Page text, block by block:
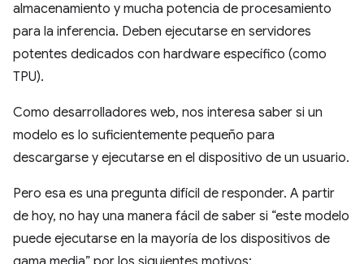
almacenamiento y mucha potencia de procesamiento
para la inferencia. Deben ejecutarse en servidores
potentes dedicados con hardware específico (como
TPU).
Como desarrolladores web, nos interesa saber si un
modelo es lo suficientemente pequeño para
descargarse y ejecutarse en el dispositivo de un usuario.
Pero esa es una pregunta difícil de responder. A partir
de hoy, no hay una manera fácil de saber si “este modelo
puede ejecutarse en la mayoría de los dispositivos de